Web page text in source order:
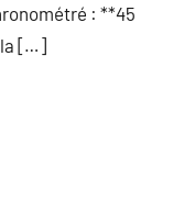
: **45
la […]